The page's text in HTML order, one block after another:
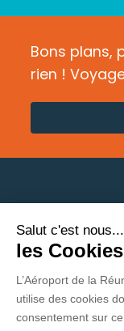
Salut c'est nous...
les
L’Aéroport de la
utilise des cookies
consentement sur
Bons plans,
rien !
Besoin
Politique de
Mentions légales